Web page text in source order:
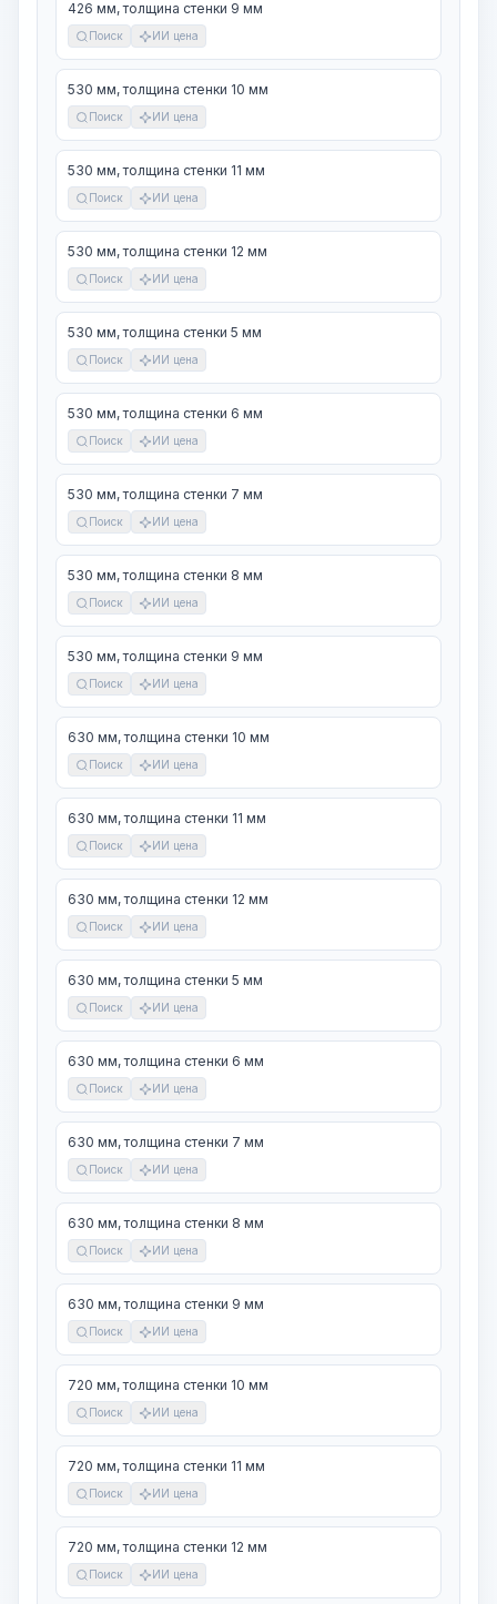
426 мм, толщина стенки 9 мм
Поиск ИИ цена
530 мм, толщина стенки 10 мм
Поиск ИИ цена
530 мм, толщина стенки 11 мм
Поиск ИИ цена
530 мм, толщина стенки 12 мм
Поиск ИИ цена
530 мм, толщина стенки 5 мм
Поиск ИИ цена
530 мм, толщина стенки 6 мм
Поиск ИИ цена
530 мм, толщина стенки 7 мм
Поиск ИИ цена
530 мм, толщина стенки 8 мм
Поиск ИИ цена
530 мм, толщина стенки 9 мм
Поиск ИИ цена
630 мм, толщина стенки 10 мм
Поиск ИИ цена
630 мм, толщина стенки 11 мм
Поиск ИИ цена
630 мм, толщина стенки 12 мм
Поиск ИИ цена
630 мм, толщина стенки 5 мм
Поиск ИИ цена
630 мм, толщина стенки 6 мм
Поиск ИИ цена
630 мм, толщина стенки 7 мм
Поиск ИИ цена
630 мм, толщина стенки 8 мм
Поиск ИИ цена
630 мм, толщина стенки 9 мм
Поиск ИИ цена
720 мм, толщина стенки 10 мм
Поиск ИИ цена
720 мм, толщина стенки 11 мм
Поиск ИИ цена
720 мм, толщина стенки 12 мм
Поиск ИИ цена